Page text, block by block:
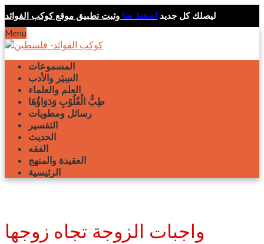
ليصلك كل جديد اضغط هنا وثبت تطبيق موقع كوكب الفوائد
Menu
المسموعات
السِيَر والأدب
العلم والعلماء
طِبُّ الْقُلُوْبِ وَدَوَاؤُهَا
رسائل ومطويات
التفسير
الحديث
الفقه
العقيدة والمنهج
الرئيسية
واجبات الزوجة تجاه زوجها